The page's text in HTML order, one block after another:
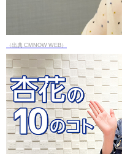
（出典 CMNOW WEB）